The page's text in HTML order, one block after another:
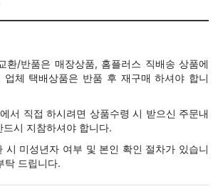
환/반품은 매장상품, 홈플러스 직배송 상품에
업체 택배상품은 반품 후 재구매 하셔야 합니
서 직접 하시려면 상품수령 시 받으신 주문내
시 지참하셔야 합니다.
시 미성년자 여부 및 본인 확인 절차가 있습니
탁 드립니다.